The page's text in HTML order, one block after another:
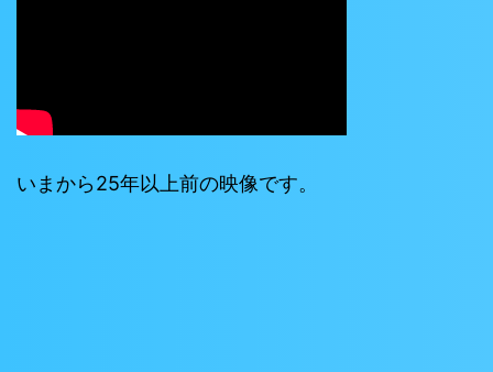
いまから25年以上前の映像です。